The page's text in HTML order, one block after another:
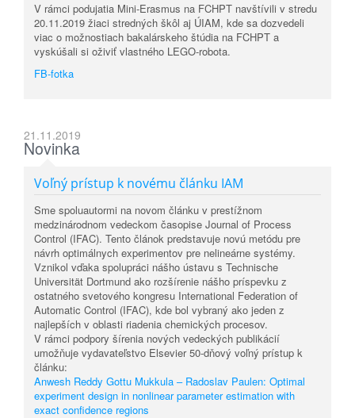
V rámci podujatia Mini-Erasmus na FCHPT navštívili v stredu
20.11.2019 žiaci stredných škôl aj ÚIAM, kde sa dozvedeli
viac o možnostiach bakalárskeho štúdia na FCHPT a
vyskúšali si oživiť vlastného LEGO-robota.
FB-fotka
21.11.2019
Novinka
Voľný prístup k novému článku IAM
Sme spoluautormi na novom článku v prestížnom
medzinárodnom vedeckom časopise Journal of Process
Control (IFAC). Tento článok predstavuje novú metódu pre
návrh optimálnych experimentov pre nelineárne systémy.
Vznikol vďaka spolupráci nášho ústavu s Technische
Universität Dortmund ako rozšírenie nášho príspevku z
ostatného svetového kongresu International Federation of
Automatic Control (IFAC), kde bol vybraný ako jeden z
najlepších v oblasti riadenia chemických procesov.
V rámci podpory šírenia nových vedeckých publikácií
umožňuje vydavateľstvo Elsevier 50-dňový voľný prístup k
článku:
Anwesh Reddy Gottu Mukkula – Radoslav Paulen: Optimal
experiment design in nonlinear parameter estimation with
exact confidence regions